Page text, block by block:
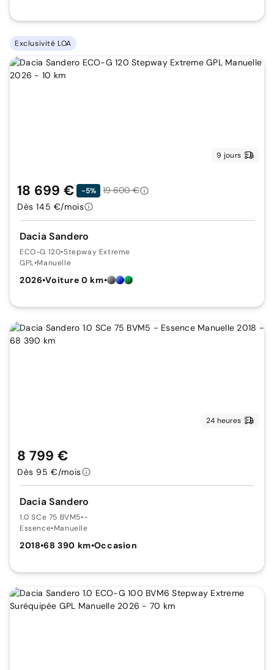
Exclusivité LOA
9 jours
Dacia Sandero
ECO-G 120•Stepway Extreme
GPL•Manuelle
2026•Voiture 0 km•
18 699 € -5%
19 600 €
Dès 145 €/mois
24 heures
Dacia Sandero
1.0 SCe 75 BVM5•-
Essence•Manuelle
2018•68 390 km•Occasion
8 799 €
Dès 95 €/mois